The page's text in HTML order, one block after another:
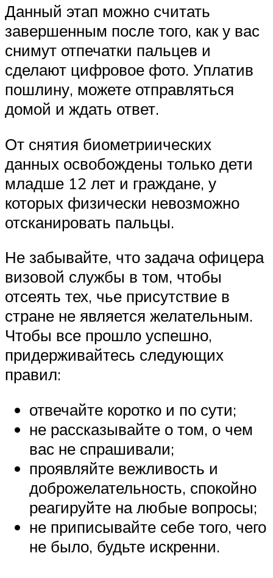
Данный этап можно считать
завершенным после того, как у вас
снимут отпечатки пальцев и
сделают цифровое фото. Уплатив
пошлину, можете отправляться
домой и ждать ответ.
От снятия биометриических
данных освобождены только дети
младше 12 лет и граждане, у
которых физически невозможно
отсканировать пальцы.
Не забывайте, что задача офицера
визовой службы в том, чтобы
отсеять тех, чье присутствие в
стране не является желательным.
Чтобы все прошло успешно,
придерживайтесь следующих
правил:
отвечайте коротко и по сути;
не рассказывайте о том, о чем
вас не спрашивали;
проявляйте вежливость и
доброжелательность, спокойно
реагируйте на любые вопросы;
не приписывайте себе того, чего
не было, будьте искренни.